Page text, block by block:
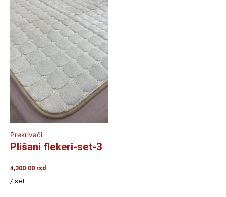
Prekrivači
Plišani flekeri-set-3
4,300.00 rsd
/ set